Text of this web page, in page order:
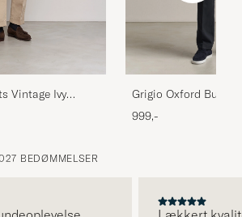
Vintage Ivy
Shirt Light
Grigio Oxford
Light Blue Stripe
999,-
BEDØMMELSER